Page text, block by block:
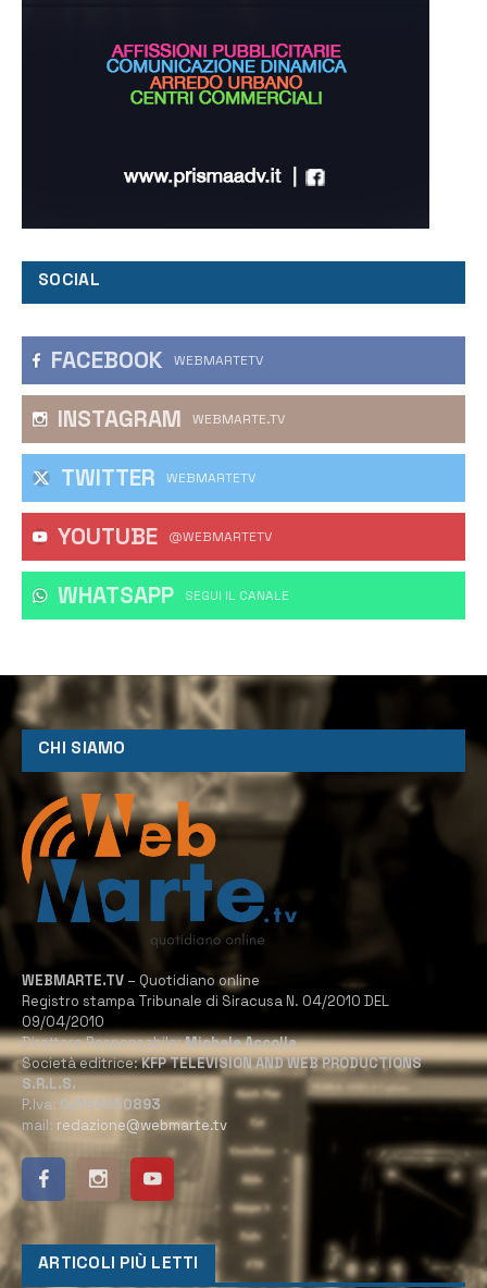
SOCIAL
FACEBOOK WEBMARTETV
INSTAGRAM WEBMARTE.TV
TWITTER WEBMARTETV
YOUTUBE @WEBMARTETV
WHATSAPP ‎SEGUI IL CANALE
CHI SIAMO
WEBMARTE.TV – Quotidiano online
Registro stampa Tribunale di Siracusa N. 04/2010 DEL
09/04/2010
Direttore Responsabile:Michele Accolla
Società editrice:KFP TELEVISION AND WEB PRODUCTIONS
S.R.L.S.
P.Iva: 02184950893
mail: redazione@webmarte.tv
ARTICOLI PIÙ LETTI